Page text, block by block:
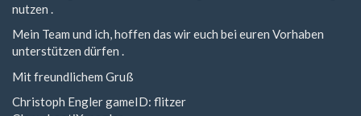
nutzen .
Mein Team und ich, hoffen das wir euch bei euren Vorhaben
unterstützen dürfen .
Mit freundlichem Gruß
Christoph Engler gameID: flitzer